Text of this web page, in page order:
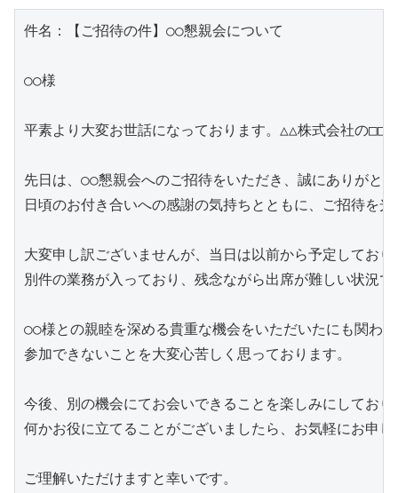
件名：【ご招待の件】○○懇親会について
○○様
平素より大変お世話になっております。△△株式会社の□□
先日は、○○懇親会へのご招待をいただき、誠にありがと
日頃のお付き合いへの感謝の気持ちとともに、ご招待を
大変申し訳ございませんが、当日は以前から予定しており
別件の業務が入っており、残念ながら出席が難しい状況
○○様との親睦を深める貴重な機会をいただいたにも関わ
参加できないことを大変心苦しく思っております。
今後、別の機会にてお会いできることを楽しみにしており
何かお役に立てることがございましたら、お気軽にお申
ご理解いただけますと幸いです。